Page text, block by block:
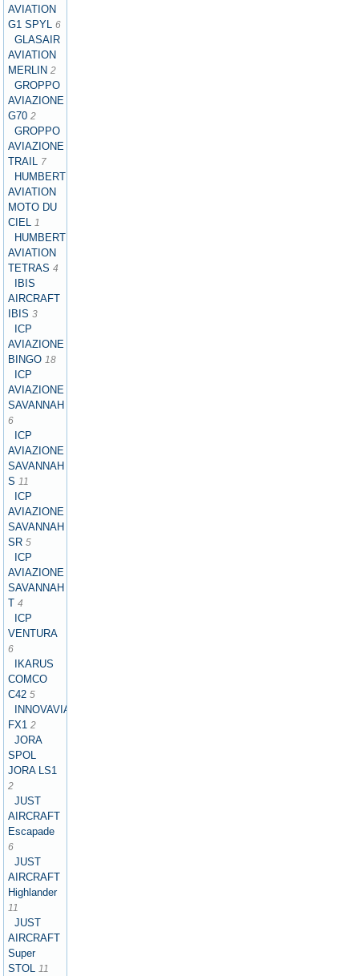
AVIATION
G1 SPYL 6
GLASAIR
AVIATION
MERLIN 2
GROPPO
AVIAZIONE
G70 2
GROPPO
AVIAZIONE
TRAIL 7
HUMBERT
AVIATION
MOTO DU
CIEL 1
HUMBERT
AVIATION
TETRAS 4
IBIS
AIRCRAFT
IBIS 3
ICP
AVIAZIONE
BINGO 18
ICP
AVIAZIONE
SAVANNAH
6
ICP
AVIAZIONE
SAVANNAH
S 11
ICP
AVIAZIONE
SAVANNAH
SR 5
ICP
AVIAZIONE
SAVANNAH
T 4
ICP
VENTURA
6
IKARUS
COMCO
C42 5
INNOVAVIATION
FX1 2
JORA
SPOL
JORA LS1
2
JUST
AIRCRAFT
Escapade
6
JUST
AIRCRAFT
Highlander
11
JUST
AIRCRAFT
Super
STOL 11